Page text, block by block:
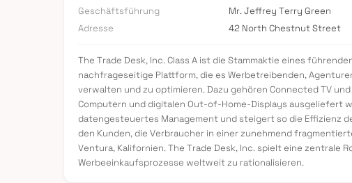
Geschäftsführung
Mr. Jeffrey Terry Green
Adresse
42 North Chestnut Street
The Trade Desk, Inc. Class A ist die Stammaktie eines
nachfrageseitige Plattform, die es Werbetreibenden,
verwalten und zu optimieren. Dazu gehören Connected TV
Computern und digitalen Out-of-Home-Displays ausgeliefert
datengesteuertes Management und steigert so die Effizienz
den Kunden, die Verbraucher in einer zunehmend
Ventura, Kalifornien. The Trade Desk, Inc. spielt eine
Werbeeinkaufsprozesse weltweit zu rationalisieren.